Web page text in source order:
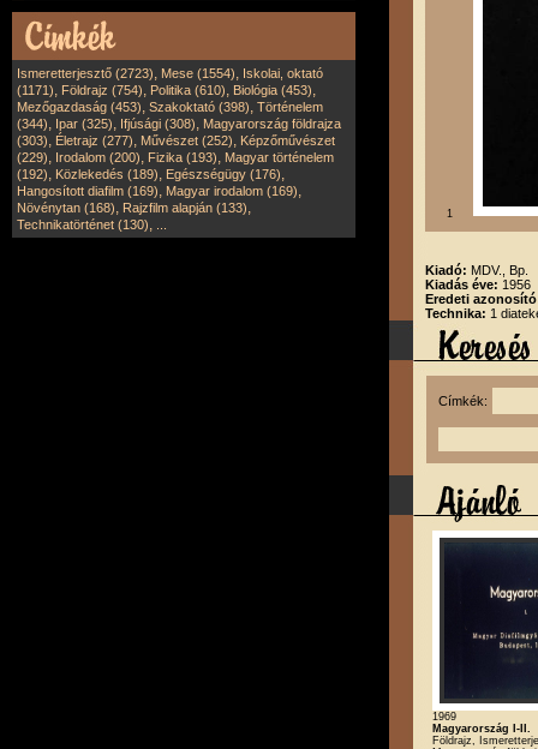
Ismeretterjesztő (2723), Mese (1554), Iskolai, oktató
(1171), Földrajz (754), Politika (610), Biológia (453),
Mezőgazdaság (453), Szakoktató (398), Történelem
(344), Ipar (325), Ifjúsági (308), Magyarország földrajza
(303), Életrajz (277), Művészet (252), Képzőművészet
(229), Irodalom (200), Fizika (193), Magyar történelem
(192), Közlekedés (189), Egészségügy (176),
Hangosított diafilm (169), Magyar irodalom (169),
Növénytan (168), Rajzfilm alapján (133),
Technikatörténet (130),
1
Kiadó: MDV., Bp.
Kiadás éve: 1956
Eredeti
Technika: 1
Címkék:
1969
Magyarország I-II.
Földrajz,